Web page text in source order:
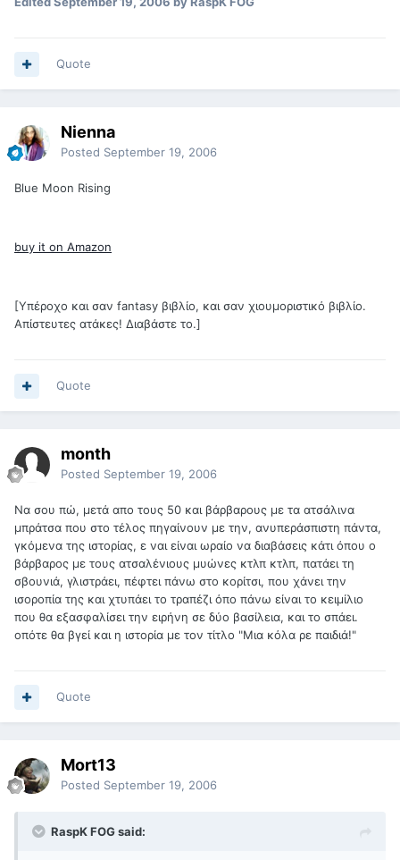
Quote
Nienna
Posted September 19, 2006
Blue Moon Rising
buy it on Amazon
[Υπέροχο και σαν fantasy βιβλίο, και σαν χιουμοριστικό βιβλίο.
Απίστευτες ατάκες! Διαβάστε το.]
Quote
month
Posted September 19, 2006
Να σου πώ, μετά απο τους 50 και βάρβαρους με τα ατσάλινα
μπράτσα που στο τέλος πηγαίνουν με την, ανυπεράσπιστη πάντα,
γκόμενα της ιστορίας, ε ναι είναι ωραίο να διαβάσεις κάτι όπου ο
βάρβαρος με τους ατσαλένιους μυώνες κτλπ κτλπ, πατάει τη
σβουνιά, γλιστράει, πέφτει πάνω στο κορίτσι, που χάνει την
ισοροπία της και χτυπάει το τραπέζι όπο πάνω είναι το κειμίλιο
που θα εξασφαλίσει την ειρήνη σε δύο βασίλεια, και το σπάει.
οπότε θα βγεί και η ιστορία με τον τίτλο "Μια κόλα ρε παιδιά!"
Quote
Mort13
Posted September 19, 2006
RaspK FOG said: